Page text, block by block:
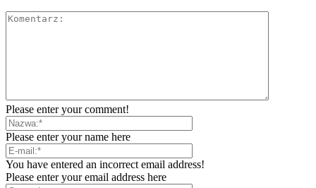
Please enter your comment!
Please enter your name here
You have entered an incorrect email address!
Please enter your email address here